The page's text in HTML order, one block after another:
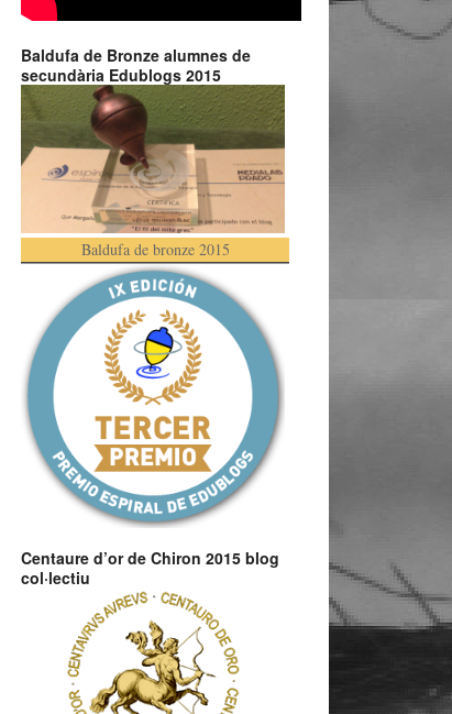
Baldufa de Bronze alumnes de
secundària Edublogs 2015
Baldufa de bronze 2015
Centaure d’or de Chiron 2015 blog
col·lectiu